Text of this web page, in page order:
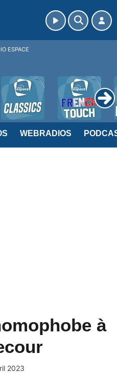
WEBRADIOS
à
2023
ESPACE